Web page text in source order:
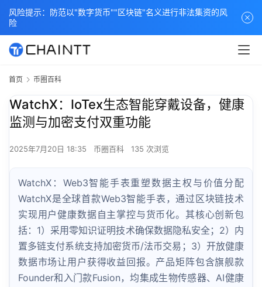
首页 币圈百科
WatchX：IoTex生态智能穿戴设备，健康
监测与加密支付双重功能
2025年7月20日 18:35 币圈百科 135 次浏览
WatchX：Web3智能手表重塑数据主权与价值分配
WatchX是全球首款Web3智能手表，通过区块链技术
实现用户健康数据自主掌控与货币化。其核心创新包
括：1）采用零知识证明技术确保数据隐私安全；2）内
置多链支付系统支持加密货币/法币交易；3）开放健康
数据市场让用户获得收益回报。产品矩阵包含旗舰款
Founder和入门款Fusion，均集成生物传感器、AI健康
风险提示：防范以"数字货币""区块链"名义进行非法集资的风
险